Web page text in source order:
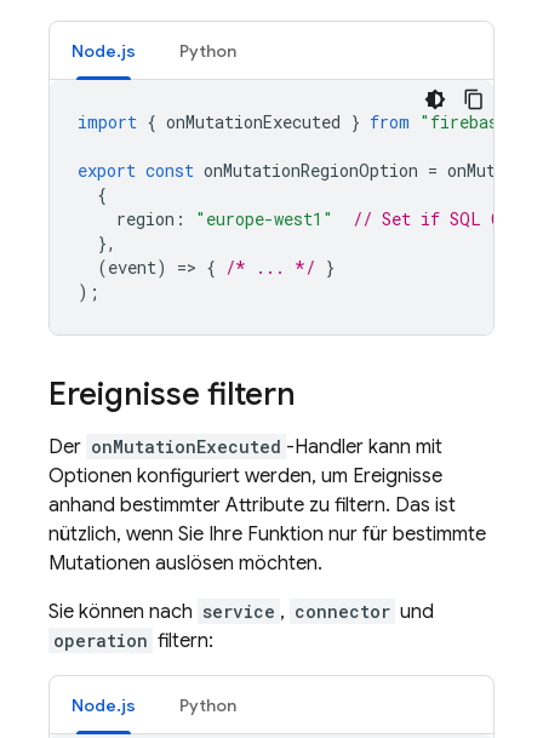
Node.js Python
import { onMutationExecuted } from "firebase-
export const onMutationRegionOption =
{
region : "europe-west1" // Set if SQL
},
(event) => { /* ... */ }
);
Ereignisse filtern
Der onMutationExecuted -Handler kann mit
Optionen konfiguriert werden, um Ereignisse
anhand bestimmter Attribute zu filtern. Das ist
nützlich, wenn Sie Ihre Funktion nur für bestimmte
Mutationen auslösen möchten.
Sie können nach service , connector und
operation filtern:
Node.js Python